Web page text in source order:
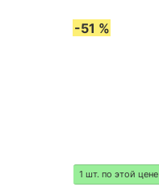
-51 %
1 шт. по этой цене